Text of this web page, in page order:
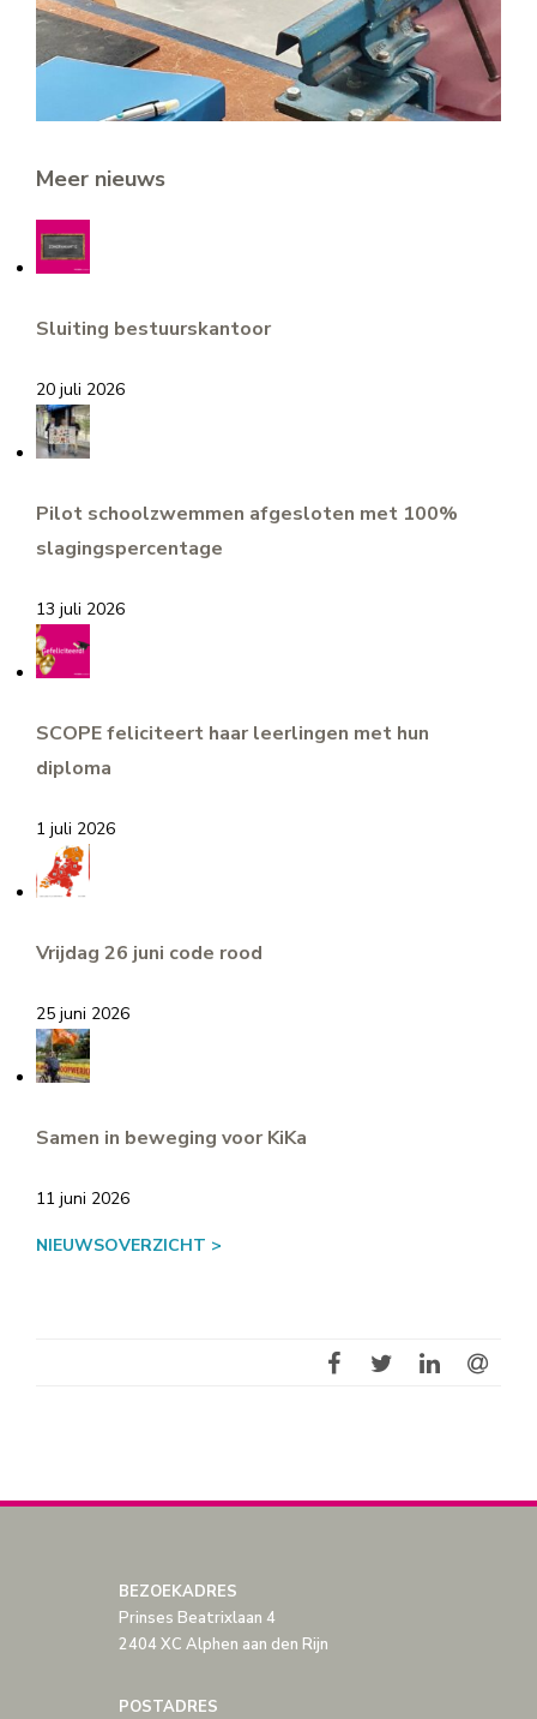
Meer nieuws
Sluiting bestuurskantoor
20 juli 2026
Pilot schoolzwemmen afgesloten met 100%
slagingspercentage
13 juli 2026
SCOPE feliciteert haar leerlingen met hun
diploma
1 juli 2026
Vrijdag 26 juni code rood
25 juni 2026
Samen in beweging voor KiKa
11 juni 2026
NIEUWSOVERZICHT >
BEZOEKADRES
Prinses Beatrixlaan 4
2404 XC Alphen aan den Rijn
POSTADRES